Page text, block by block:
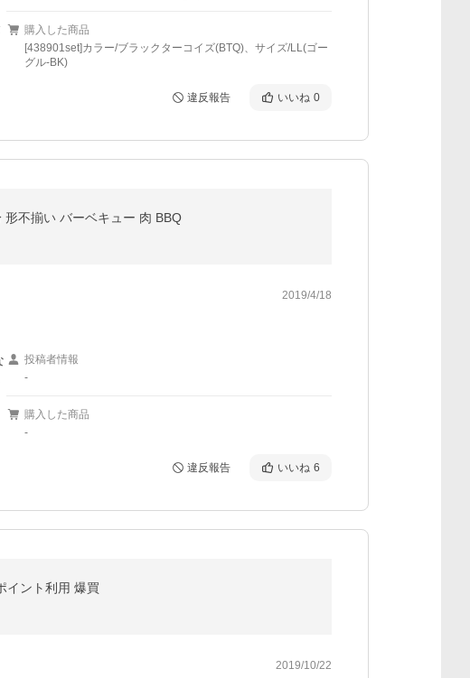
購入した商品
[438901set]カラー/ブラックターコイズ(BTQ)、サイズ/LL(ゴー
グル-BK)
違反報告 いいね 0
不揃い バーベキュー 肉 BBQ
2019/4/18
投稿者情報
-
購入した商品
-
違反報告 いいね 6
イント利用 爆買
2019/10/22